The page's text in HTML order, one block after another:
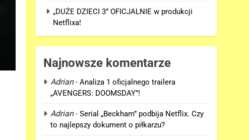
„DUŻE DZIECI 3” OFICJALNIE w produkcji
Netflixa!
Najnowsze komentarze
Adrian-Analiza 1 oficjalnego trailera
„AVENGERS: DOOMSDAY”!
Adrian-Serial „Beckham” podbija Netflix. Czy
to najlepszy dokument o piłkarzu?